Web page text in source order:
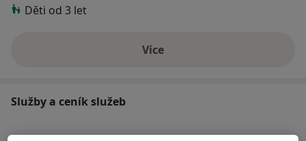
Děti od 3 let
Víceo zkušenostech
Služby a ceník služeb